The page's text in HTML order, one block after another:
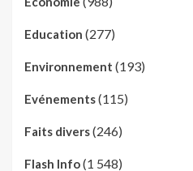
Education (277)
Environnement (193)
Evénements(115)
Faits divers(246)
Flash Info(1 548)